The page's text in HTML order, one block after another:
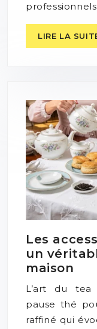
LIRE LA
Les
un
maison
L’art du
pause thé
raffiné qui